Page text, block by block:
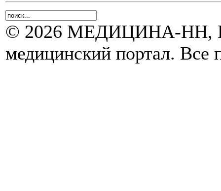
© 2026 МЕДИЦИНА-НН,
медицинский портал. Все